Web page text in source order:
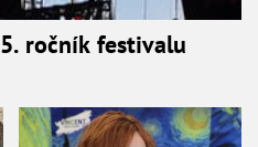
ročník festivalu